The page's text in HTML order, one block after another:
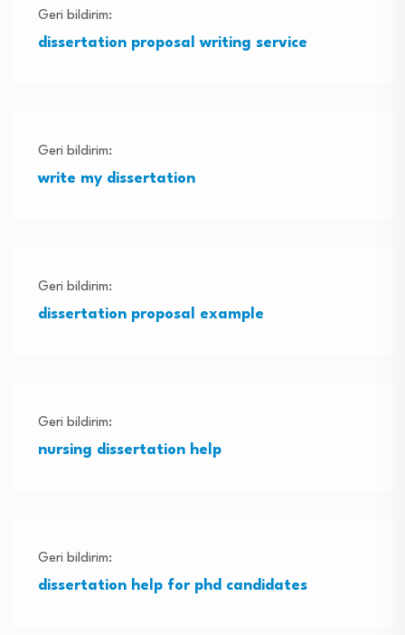
Geri bildirim:
dissertation proposal writing service
Geri bildirim:
write my dissertation
Geri bildirim:
dissertation proposal example
Geri bildirim:
nursing dissertation help
Geri bildirim:
dissertation help for phd candidates